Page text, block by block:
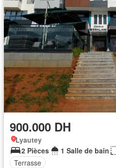
900.000 DH
Lyautey
2 Pièces
1 Salle de bain
Terrasse